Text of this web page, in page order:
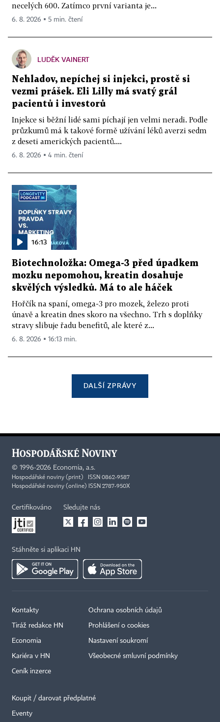
necelých 600. Zatímco první varianta je...
6. 8. 2026 ▪ 5 min. čtení
LUDĚK VAINERT
Nehladov, nepíchej si injekci, prostě si
vezmi prášek. Eli Lilly má svatý grál
pacientů i investorů
Injekce si běžní lidé sami píchají jen velmi neradi. Podle
průzkumů má k takové formě užívání léků averzi sedm
z deseti amerických pacientů....
6. 8. 2026 ▪ 4 min. čtení
16:13
Biotechnoložka: Omega-3 před úpadkem
mozku nepomohou, kreatin dosahuje
skvělých výsledků. Má to ale háček
Hořčík na spaní, omega-3 pro mozek, železo proti
únavě a kreatin dnes skoro na všechno. Trh s doplňky
stravy slibuje řadu benefitů, ale které z...
6. 8. 2026 ▪ 16:13 min.
DALŠÍ ZPRÁVY
© 1996-2026 Economia, a.s.
Hospodářské noviny (print) ISSN 0862-9587
Hospodářské noviny (online) ISSN 2787-950X
Certifikováno Sledujte nás
Stáhněte si aplikaci HN
Kontakty
Tiráž redakce HN
Economia
Kariéra v HN
Ceník inzerce
Ochrana osobních údajů
Prohlášení o cookies
Nastavení soukromí
Všeobecné smluvní podmínky
Koupit / darovat předplatné
Eventy